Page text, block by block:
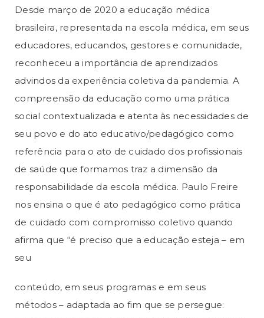
Desde março de 2020 a educação médica
brasileira, representada na escola médica, em seus
educadores, educandos, gestores e comunidade,
reconheceu a importância de aprendizados
advindos da experiência coletiva da pandemia. A
compreensão da educação como uma prática
social contextualizada e atenta às necessidades de
seu povo e do ato educativo/pedagógico como
referência para o ato de cuidado dos profissionais
de saúde que formamos traz a dimensão da
responsabilidade da escola médica. Paulo Freire
nos ensina o que é ato pedagógico como prática
de cuidado com compromisso coletivo quando
afirma que “é preciso que a educação esteja – em
seu
conteúdo, em seus programas e em seus
métodos – adaptada ao fim que se persegue: